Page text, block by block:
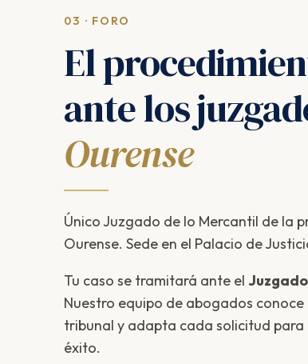
03 · FORO
El
ante los
Ourense
Único Juzgado de lo Mercantil de la
Ourense. Sede en el Palacio de
Tu caso se tramitará ante el
Nuestro equipo de abogados
tribunal y adapta cada solicitud
éxito.